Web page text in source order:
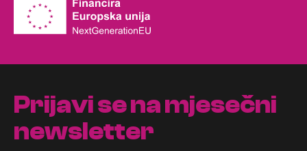
Prijavi se na mjesečni
newsletter